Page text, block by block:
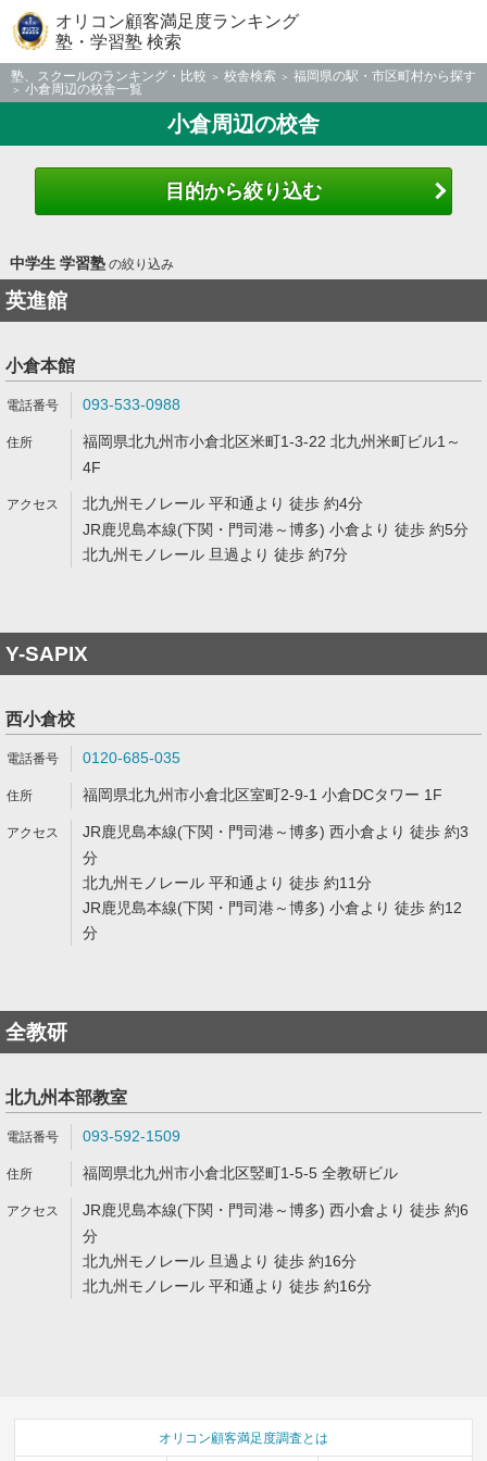
オリコン顧客満足度ランキング
塾・学習塾 検索
塾、スクールのランキング・比較 校舎検索
福岡県の駅・市区町村から探す
小倉周辺の校舎一覧
小倉周辺の校舎
目的から絞り込む
中学生 学習塾の絞り込み
英進館
小倉本館
093-533-0988
福岡県北九州市小倉北区米町1-3-22 北九州米町ビル1～
4F
北九州モノレール 平和通より 徒歩 約4分
JR鹿児島本線(下関・門司港～博多) 小倉より 徒歩 約5分
北九州モノレール 旦過より 徒歩 約7分
Y-SAPIX
西小倉校
0120-685-035
福岡県北九州市小倉北区室町2-9-1 小倉DCタワー 1F
JR鹿児島本線(下関・門司港～博多) 西小倉より 徒歩 約3
分
北九州モノレール 平和通より 徒歩 約11分
JR鹿児島本線(下関・門司港～博多) 小倉より 徒歩 約12
分
全教研
北九州本部教室
093-592-1509
福岡県北九州市小倉北区竪町1-5-5 全教研ビル
JR鹿児島本線(下関・門司港～博多) 西小倉より 徒歩 約6
分
北九州モノレール 旦過より 徒歩 約16分
北九州モノレール 平和通より 徒歩 約16分
オリコン顧客満足度調査とは